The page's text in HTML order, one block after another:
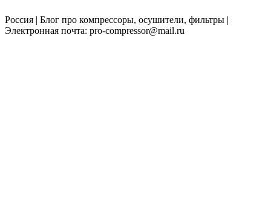
Россия | Блог про компрессоры, осушители, фильтры |
Электронная почта: pro-compressor@mail.ru